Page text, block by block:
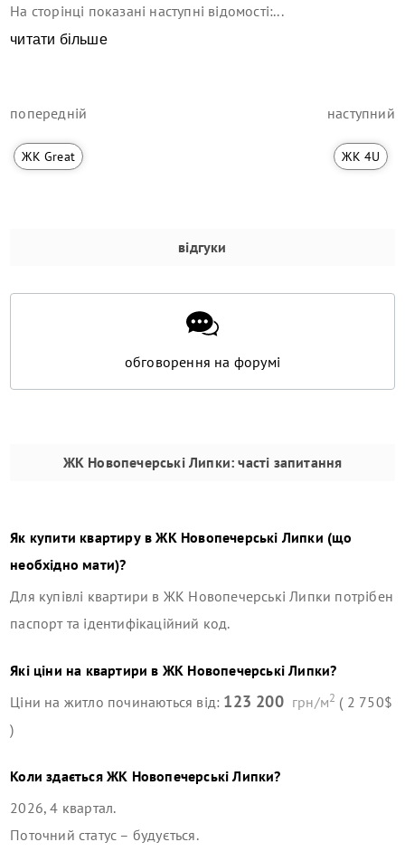
На сторінці показані наступні відомості:...
читати більше
попередній
ЖК Great
наступний
ЖК 4U
відгуки
обговорення на форумі
ЖК Новопечерські Липки: часті запитання
Як купити квартиру вЖК Новопечерські Липки (що
необхідно мати)?
Для купівлі квартири в ЖК Новопечерські Липки потрібен
паспорт та ідентифікаційний код.
Які ціни на квартири в ЖК Новопечерські Липки?
Ціни на житло починаються від: 123 200 грн/м2 ( 2 750$
)
Коли здаєтьсяЖК Новопечерські Липки?
2026, 4 квартал.
Поточний статус – будується.